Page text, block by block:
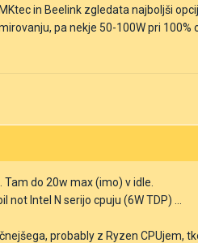
in Beelink zgledata najboljši
pa nekje 50-100W pri 100%
do 20w max (imo) v idle.
Intel N serijo cpuju (6W TDP) ...
probably z Ryzen CPUjem,